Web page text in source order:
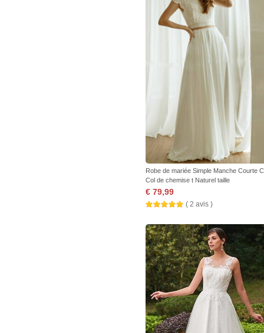
Robe de mariée Simple Manche Courte
Col de chemise t Naturel taille
€ 79,99
( 2 avis )